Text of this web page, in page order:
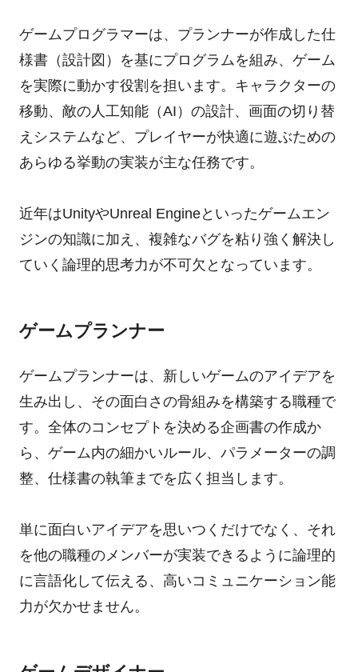
ゲームプログラマーは、プランナーが作成した仕
様書（設計図）を基にプログラムを組み、ゲーム
を実際に動かす役割を担います。キャラクターの
移動、敵の人工知能（AI）の設計、画面の切り替
えシステムなど、プレイヤーが快適に遊ぶための
あらゆる挙動の実装が主な任務です。
近年はUnityやUnreal Engineといったゲームエン
ジンの知識に加え、複雑なバグを粘り強く解決し
ていく論理的思考力が不可欠となっています。
ゲームプランナー
ゲームプランナーは、新しいゲームのアイデアを
生み出し、その面白さの骨組みを構築する職種で
す。全体のコンセプトを決める企画書の作成か
ら、ゲーム内の細かいルール、パラメーターの調
整、仕様書の執筆までを広く担当します。
単に面白いアイデアを思いつくだけでなく、それ
を他の職種のメンバーが実装できるように論理的
に言語化して伝える、高いコミュニケーション能
力が欠かせません。